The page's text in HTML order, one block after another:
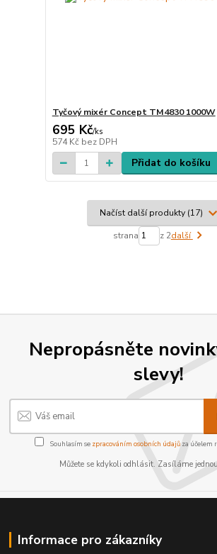
Tyčový mixér Concept TM4830 1000W
695 Kč/ks
574 Kč bez DPH
Přidat do košíku
Načíst další produkty (17)
strana z 2další
Nepropásněte
slevy!
Souhlasím se zpracováním osobních údajůza účelem
Můžete se kdykoli odhlásit. Zasíláme
Informace pro zákazníky